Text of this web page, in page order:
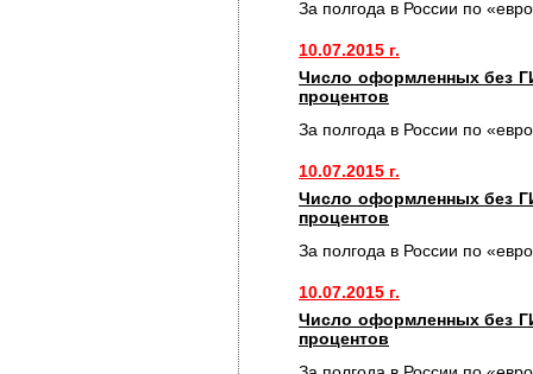
За полгода в России по
10.07.2015 г.
Число оформленных без
процентов
За полгода в России по
10.07.2015 г.
Число оформленных без
процентов
За полгода в России по
10.07.2015 г.
Число оформленных без
процентов